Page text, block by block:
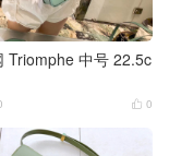
Triomphe 中号 22.5c
 0